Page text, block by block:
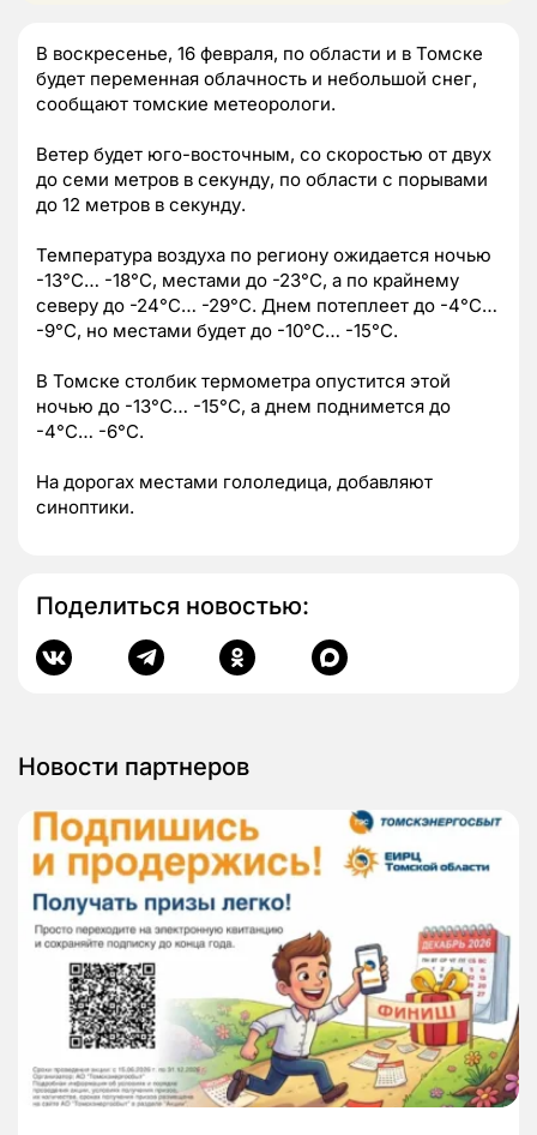
В воскресенье, 16 февраля, по области и в Томске
будет переменная облачность и небольшой снег,
сообщают томские метеорологи.
Ветер будет юго-восточным, со скоростью от двух
до семи метров в секунду, по области с порывами
до 12 метров в секунду.
Температура воздуха по региону ожидается ночью
-13°C… -18°C, местами до -23°C, а по крайнему
северу до -24°C… -29°C. Днем потеплеет до -4°C…
-9°C, но местами будет до -10°C… -15°C.
В Томске столбик термометра опустится этой
ночью до -13°C… -15°C, а днем поднимется до
-4°C… -6°C.
На дорогах местами гололедица, добавляют
синоптики.
Поделиться новостью:
Новости партнеров